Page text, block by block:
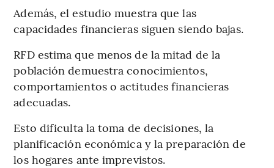
Además, el estudio muestra que las
capacidades financieras siguen siendo bajas.
RFD estima que menos de la mitad de la
población demuestra conocimientos,
comportamientos o actitudes financieras
adecuadas.
Esto dificulta la toma de decisiones, la
planificación económica y la preparación de
los hogares ante imprevistos.